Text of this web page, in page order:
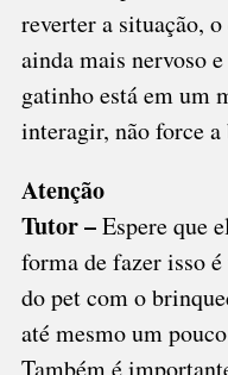
reverter a situação,
ainda mais nervoso
gatinho está em um
interagir, não force
Atenção
Tutor –Espere que
forma de fazer isso
do pet com o
até mesmo um